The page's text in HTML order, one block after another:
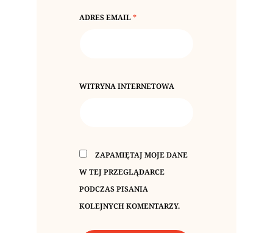
ADRES EMAIL*
WITRYNA INTERNETOWA
ZAPAMIĘTAJ MOJE DANE
W TEJ PRZEGLĄDARCE
PODCZAS PISANIA
KOLEJNYCH KOMENTARZY.